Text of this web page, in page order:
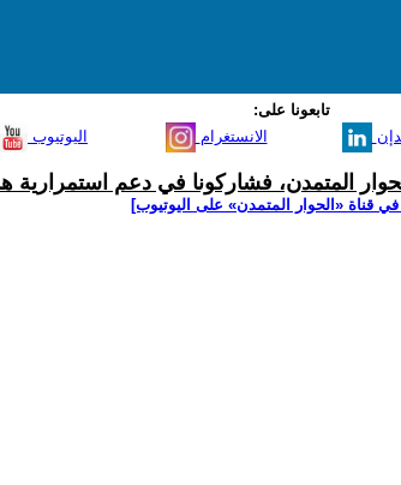
تابعونا على:
اليوتيوب الانستغرام
المتمدن، فشاركونا في دعم استمرارية
قناة ‫«الحوار المتمدن» على اليوتيوب]